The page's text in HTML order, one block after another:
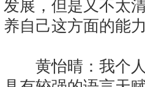
发展，但是又不太
养自己这方面的能
黄怡晴：我个人